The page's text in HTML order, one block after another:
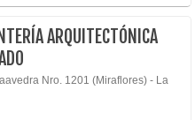
ARQUITECTÓNICA
Nro. 1201 (Miraflores) - La